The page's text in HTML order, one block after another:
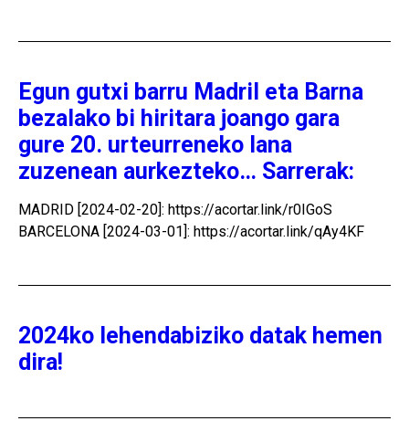
Egun gutxi barru Madril eta Barna
bezalako bi hiritara joango gara
gure 20. urteurreneko lana
zuzenean aurkezteko… Sarrerak:
MADRID [2024-02-20]: https://acortar.link/r0IGoS
BARCELONA [2024-03-01]: https://acortar.link/qAy4KF
2024ko lehendabiziko datak hemen
dira!